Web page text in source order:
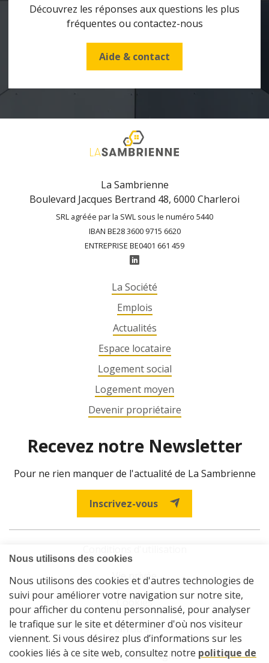
Découvrez les réponses aux questions les plus
fréquentes ou contactez-nous
Aide & contact
La Sambrienne
Boulevard Jacques Bertrand 48, 6000 Charleroi
SRL agréée par la SWL sous le numéro 5440
IBAN BE28 3600 9715 6620
ENTREPRISE BE0401 661 459
La Société
Emplois
Actualités
Espace locataire
Logement social
Logement moyen
Devenir propriétaire
Recevez notre Newsletter
Pour ne rien manquer de l'actualité de La Sambrienne
Inscrivez-vous
Vie privée
Cookies
Plan du site
Démarches en ligne